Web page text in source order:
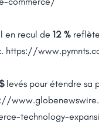
en recul de 12 %
https://
levés pour étendre sa
technology-